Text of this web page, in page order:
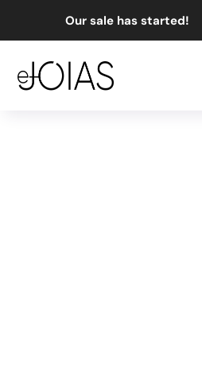
Our sale has started!